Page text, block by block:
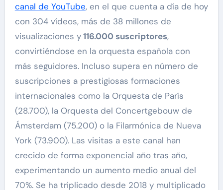
canal de YouTube, en el que cuenta a día de hoy
con 304 vídeos, más de 38 millones de
visualizaciones y116.000 suscriptores,
convirtiéndose en la orquesta española con
más seguidores. Incluso supera en número de
suscripciones a prestigiosas formaciones
internacionales como la Orquesta de París
(28.700), la Orquesta del Concertgebouw de
Ámsterdam (75.200) o la Filarmónica de Nueva
York (73.900). Las visitas a este canal han
crecido de forma exponencial año tras año,
experimentando un aumento medio anual del
70%. Se ha triplicado desde 2018 y multiplicado